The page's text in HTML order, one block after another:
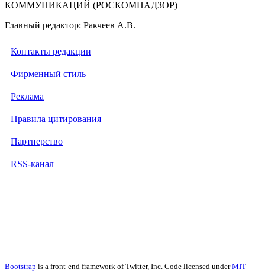
КОММУНИКАЦИЙ (РОСКОМНАДЗОР)
Главный редактор: Ракчеев А.В.
Контакты редакции
Фирменный стиль
Реклама
Правила цитирования
Партнерство
RSS-канал
Bootstrap is a front-end framework of Twitter, Inc. Code licensed underMIT